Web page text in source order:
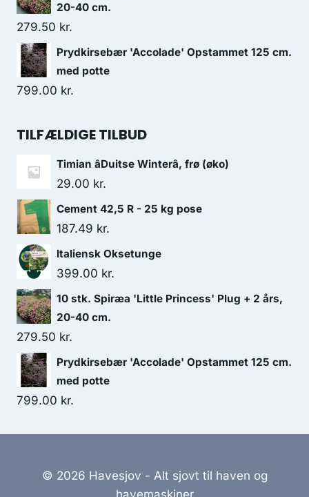
20-40 cm.
279.50 kr.
Prydkirsebær 'Accolade' Opstammet 125 cm.
med potte
799.00 kr.
TILFÆLDIGE TILBUD
Timian âDuitse Winterâ, frø (øko)
29.00 kr.
Cement 42,5 R - 25 kg pose
187.49 kr.
Italiensk Oksetunge
399.00 kr.
10 stk. Spiræa 'Little Princess' Plug + 2 års,
20-40 cm.
279.50 kr.
Prydkirsebær 'Accolade' Opstammet 125 cm.
med potte
799.00 kr.
© 2026 Havesjov - Alt sjovt til haven og
havemaskiner